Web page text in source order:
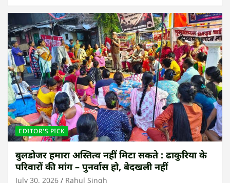
EDITOR'S PICK
बुलडोजर हमारा अस्तित्व नहीं मिटा सकते : ढाकुरिया के
परिवारों की मांग – पुनर्वास हो, बेदखली नहीं
July 30, 2026 Rahul Singh